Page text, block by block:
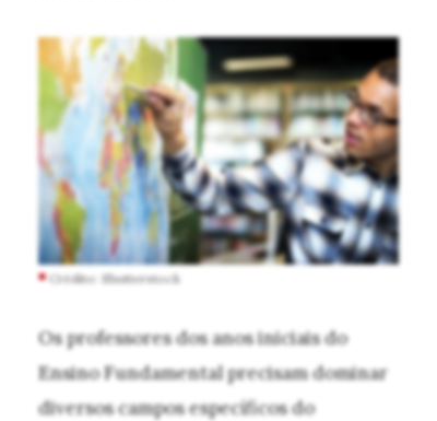
Crédito: Shutterstock
Os professores dos anos iniciais do
Ensino Fundamental precisam dominar
diversos campos específicos do